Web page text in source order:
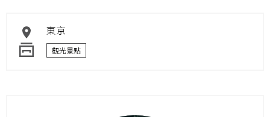
東京
觀光景點